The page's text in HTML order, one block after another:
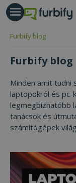
Furbify blog
Furbify blog
Minden amit tudni
laptopokról és pc-
legmegbízhatóbb
tanácsok és
számítógépek
gomb